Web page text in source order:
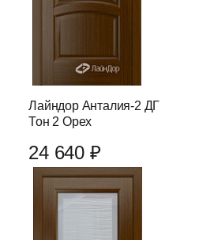
Лайндор Анталия-2 ДГ
Тон 2 Орех
24 640 ₽